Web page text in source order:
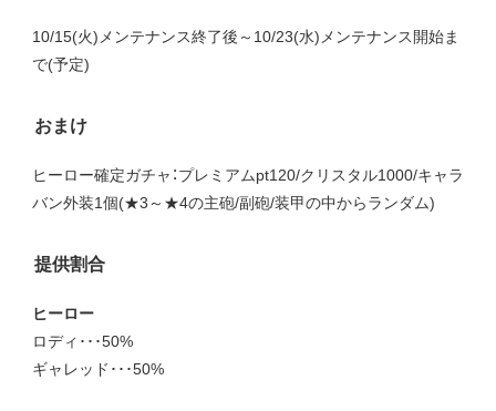
10/15(火)メンテナンス終了後～10/23(水)メンテナンス開始ま
で(予定)
おまけ
ヒーロー確定ガチャ：プレミアムpt120/クリスタル1000/キャラ
バン外装1個(★3～★4の主砲/副砲/装甲の中からランダム)
提供割合
ヒーロー
ロディ･･･50%
ギャレッド･･･50%